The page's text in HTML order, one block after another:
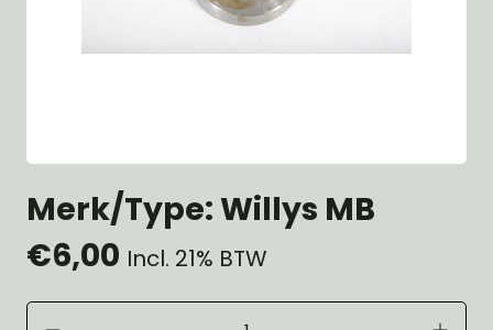
Merk/Type: Willys MB
€6,00 Incl. 21% BTW